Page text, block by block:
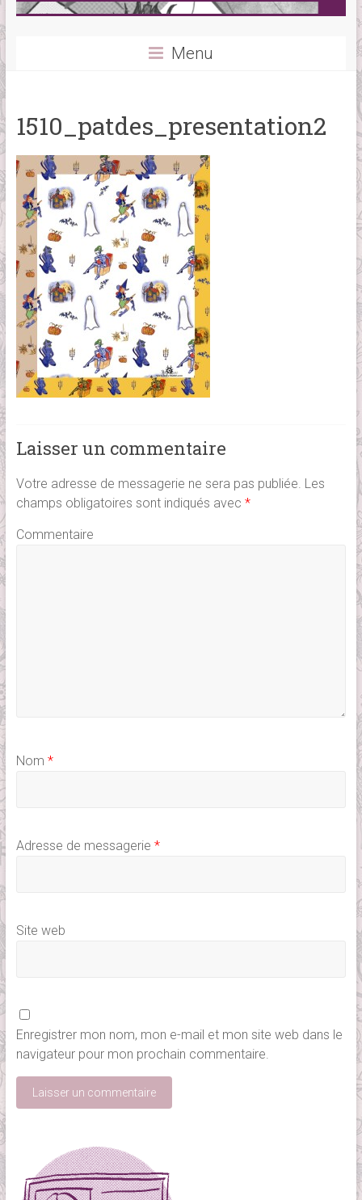
Menu
1510_patdes_presentation2
Laisser un commentaire
Votre adresse de messagerie ne sera pas publiée. Les
champs obligatoires sont indiqués avec *
Commentaire
Nom *
Adresse de messagerie *
Site web
Enregistrer mon nom, mon e-mail et mon site web dans le
navigateur pour mon prochain commentaire.